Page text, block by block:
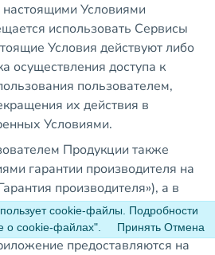
настоящими Условиями
использовать Сервисы
Условия действуют либо
осуществления доступа к
пользователем,
их действия в
Условиями.
Продукции также
гарантии производителя на
производителя»), а в
продажи.
в составе Продукции, а
предоставляются на
cookie-файлы. Подробности
о cookie-файлах". Принять Отмена